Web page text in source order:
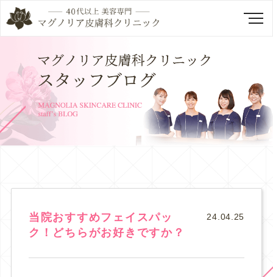
当院おすすめフェイスパッ
ク！どちらがお好きですか？
24.04.25